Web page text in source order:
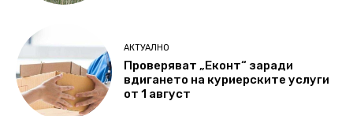
АКТУАЛНО
Проверяват „Еконт“ заради
вдигането на куриерските услуги
от 1 август